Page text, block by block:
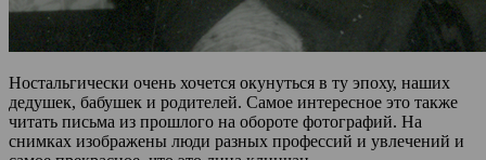
Ностальгически очень хочется окунуться в ту эпоху, наших
дедушек, бабушек и родителей. Самое интересное это также
читать письма из прошлого на обороте фотографий. На
снимках изображены люди разных профессий и увлечений и